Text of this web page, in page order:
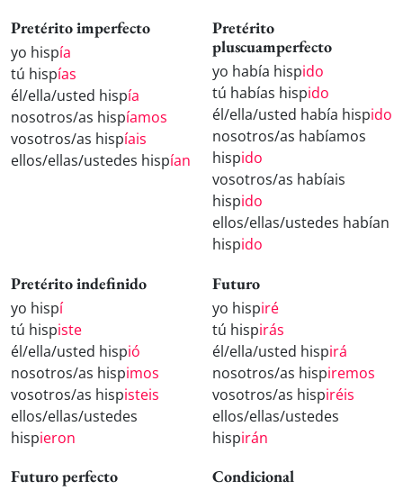
Pretérito imperfecto
yo hispía
tú hispías
él/ella/usted hispía
nosotros/as hispíamos
vosotros/as hispíais
ellos/ellas/ustedes hispían
Pretérito
pluscuamperfecto
yo había hispido
tú habías hispido
él/ella/usted había hispido
nosotros/as habíamos
hispido
vosotros/as habíais
hispido
ellos/ellas/ustedes habían
hispido
Pretérito indefinido
yo hispí
tú hispiste
él/ella/usted hispió
nosotros/as hispimos
vosotros/as hispisteis
ellos/ellas/ustedes
hispieron
Futuro
yo hispiré
tú hispirás
él/ella/usted hispirá
nosotros/as hispiremos
vosotros/as hispiréis
ellos/ellas/ustedes
hispirán
Futuro perfecto Condicional